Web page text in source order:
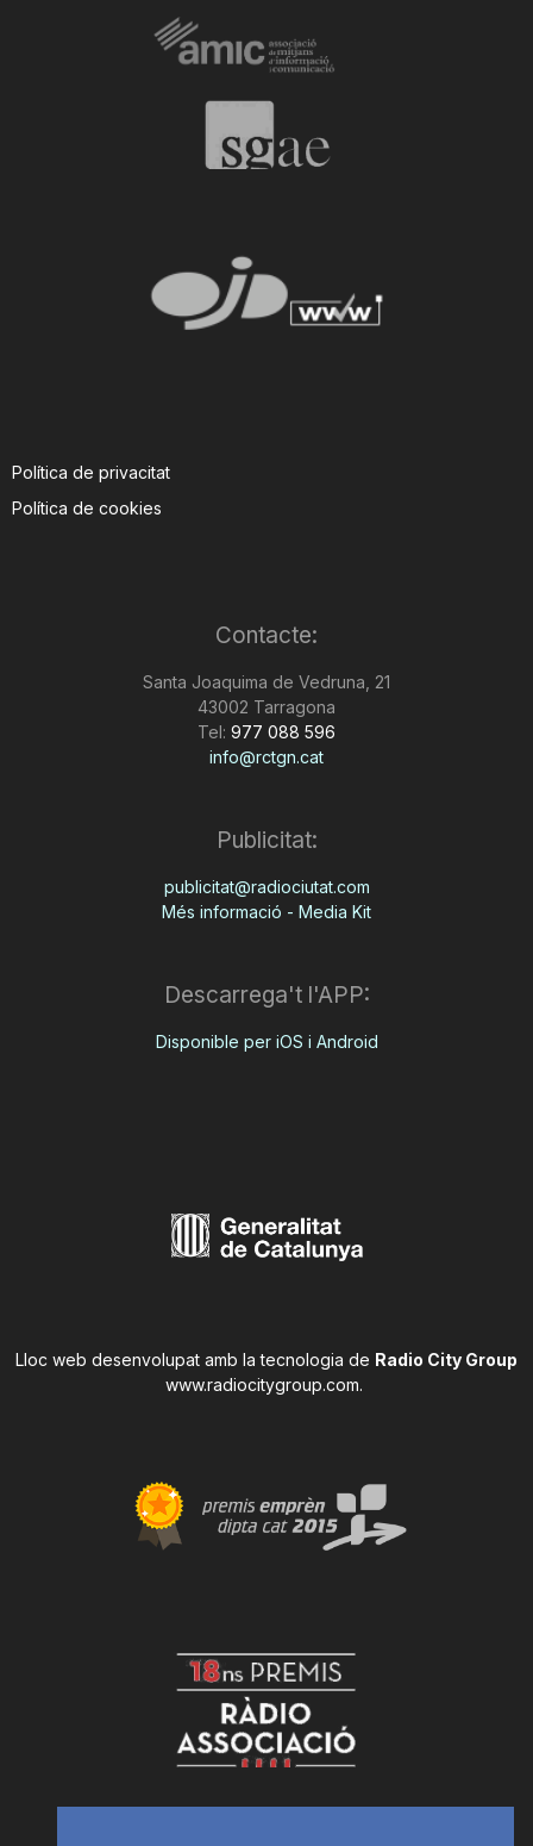
Política de privacitat
Política de cookies
Contacte:
Santa Joaquima de Vedruna, 21
43002 Tarragona
Tel: 977 088 596
info@rctgn.cat
Publicitat:
publicitat@radiociutat.com
Més informació - Media Kit
Descarrega't l'APP:
Disponible per iOS i Android
Lloc web desenvolupat amb la tecnologia de Radio City Group
www.radiocitygroup.com.